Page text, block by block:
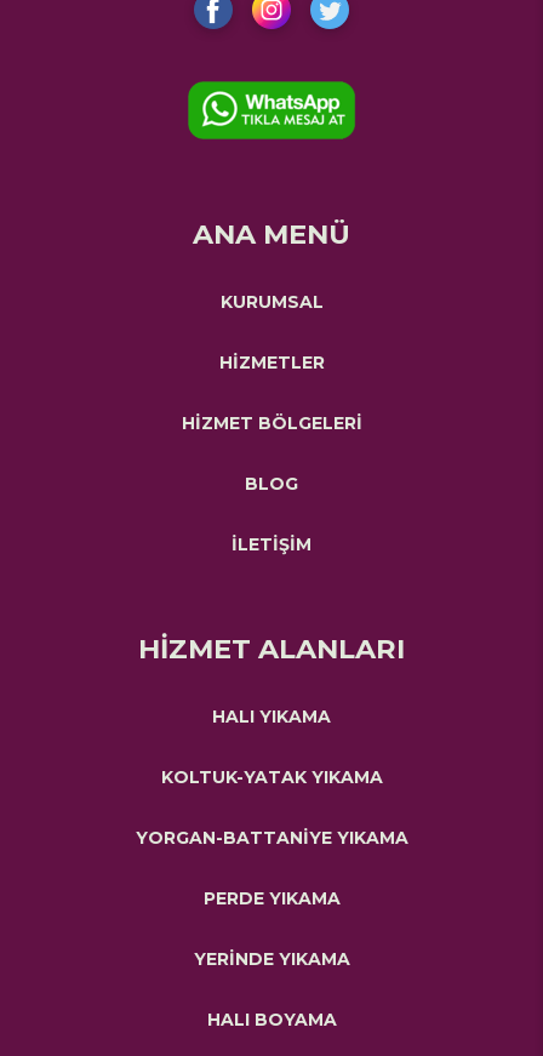
ANA MENÜ
KURUMSAL
HİZMETLER
HİZMET BÖLGELERİ
BLOG
İLETİŞİM
HİZMET ALANLARI
HALI YIKAMA
KOLTUK-YATAK YIKAMA
YORGAN-BATTANİYE YIKAMA
PERDE YIKAMA
YERİNDE YIKAMA
HALI BOYAMA